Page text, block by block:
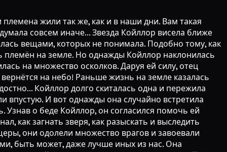
жили так же, как и в наши дни. Вам такая
совсем иначе... Звезда Койллор висела ближе
вещами, которых не понимала. Подобно тому, как
на земле. Но однажды Койллор наклонилась
на множество осколков. Даруя ей силу, отец
на небо! Раньше жизнь на земле казалась
Койллор долго скиталась одна и пережила
впустую. И вот однажды она случайно встретила
о беде Койллор, он согласился помочь ей
как загнать зверя, как разыскать и выследить
они одолели множество врагов и завоевали
быть может, даже лучше иных из нас. Она